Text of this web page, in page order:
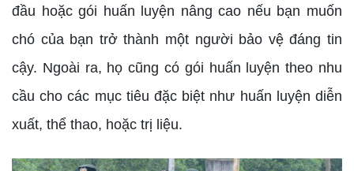
đầu hoặc gói huấn luyện nâng cao nếu bạn muốn
chó của bạn trở thành một người bảo vệ đáng tin
cậy. Ngoài ra, họ cũng có gói huấn luyện theo nhu
cầu cho các mục tiêu đặc biệt như huấn luyện diễn
xuất, thể thao, hoặc trị liệu.